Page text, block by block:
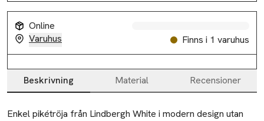
Online
Varuhus
Finns i 1 varuhus
Beskrivning Material Recensioner
Beskrivning
Enkel pikétröja från Lindbergh White i modern design utan